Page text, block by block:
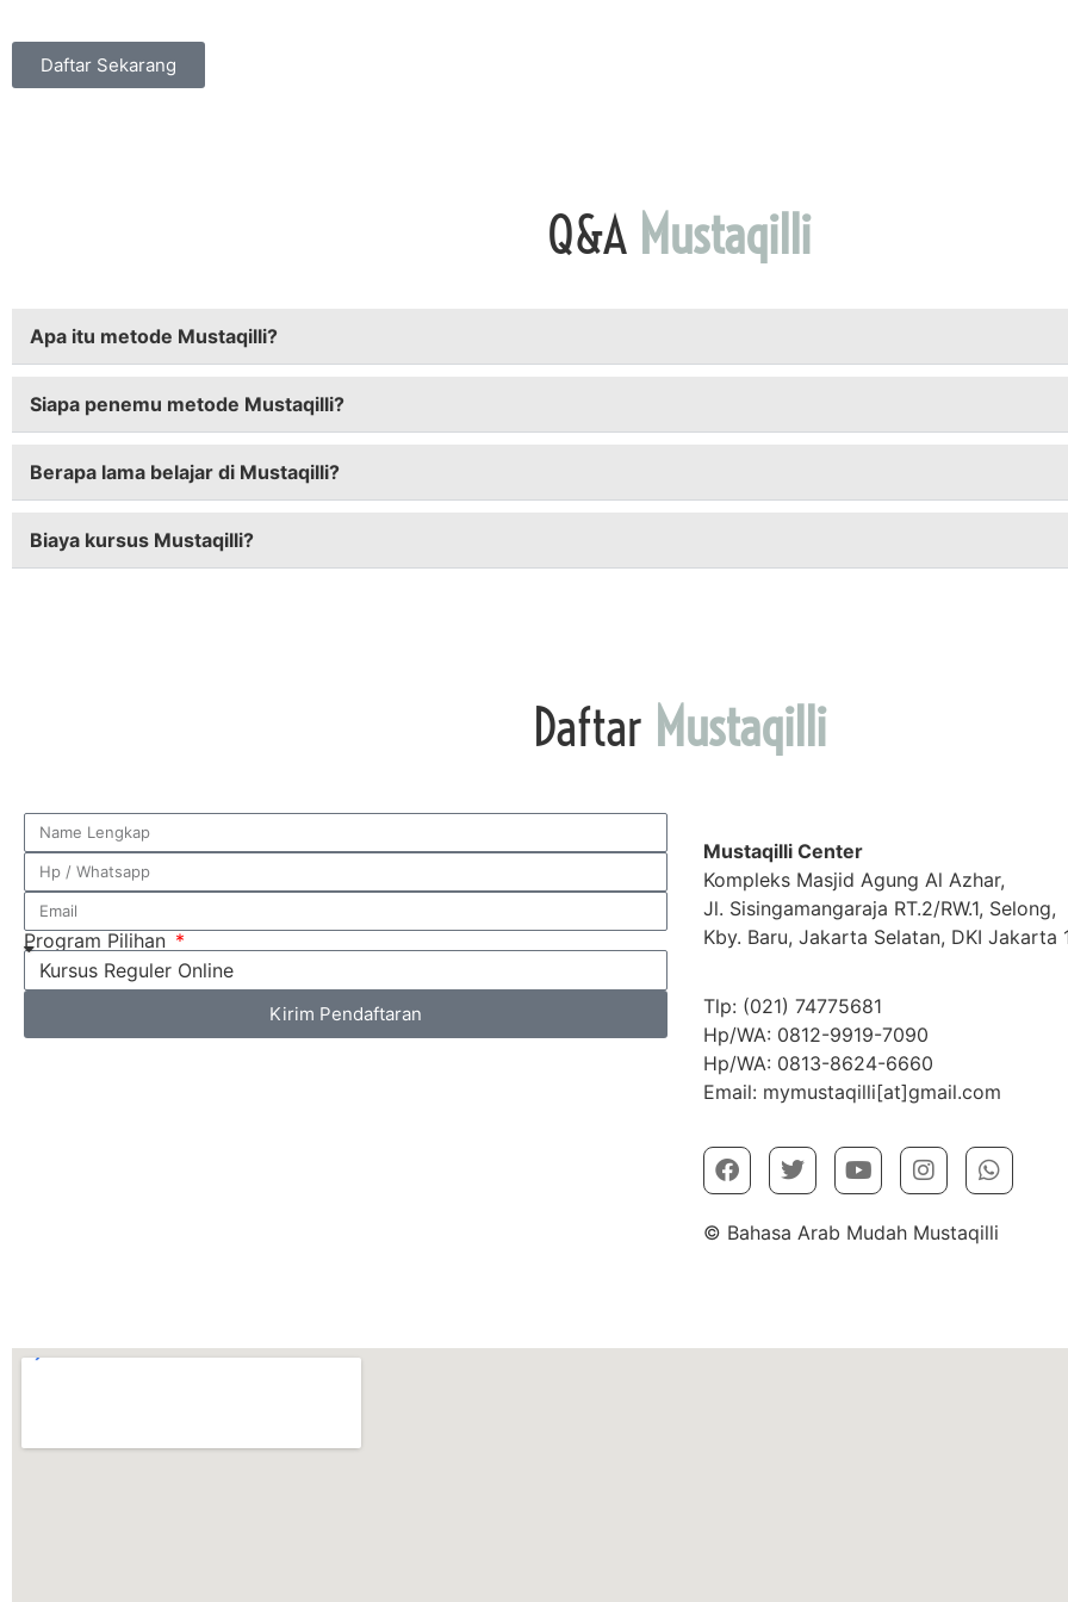
Daftar Sekarang
Q&A Mustaqilli
Apa itu metode Mustaqilli?
Siapa penemu metode Mustaqilli?
Berapa lama belajar di Mustaqilli?
Biaya kursus Mustaqilli?
Daftar Mustaqilli
Program Pilihan
Kirim Pendaftaran
Mustaqilli Center
Kompleks Masjid Agung Al Azhar,
Jl. Sisingamangaraja RT.2/RW.1, Selong,
Kby. Baru, Jakarta Selatan, DKI Jakarta
Tlp: (021) 74775681
Hp/WA: 0812-9919-7090
Hp/WA: 0813-8624-6660
Email: mymustaqilli[at]gmail.com
© Bahasa Arab Mudah Mustaqilli